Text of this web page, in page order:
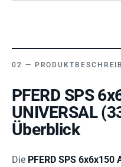
PFERD SPS
UNIVERSAL
Überblick
Die PFERD SPS 6x6x150